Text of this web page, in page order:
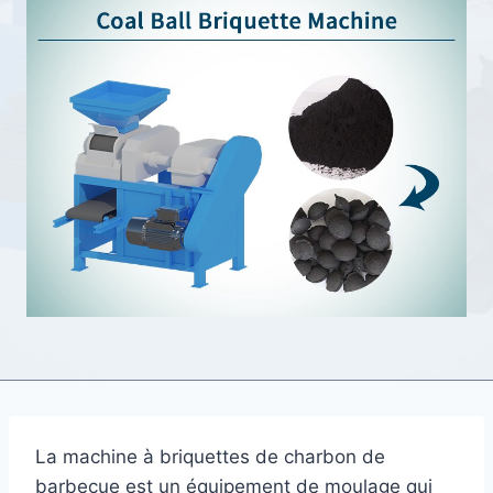
La machine à briquettes de charbon de
barbecue est un équipement de moulage qui